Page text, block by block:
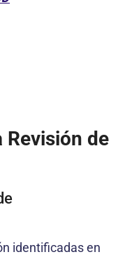
Revisión de
identificadas en